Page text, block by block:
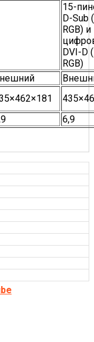
15-
D-Sub
RGB) и
DVI-D
RGB)
6,9